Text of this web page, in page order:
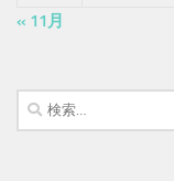
« 11月
検
索: